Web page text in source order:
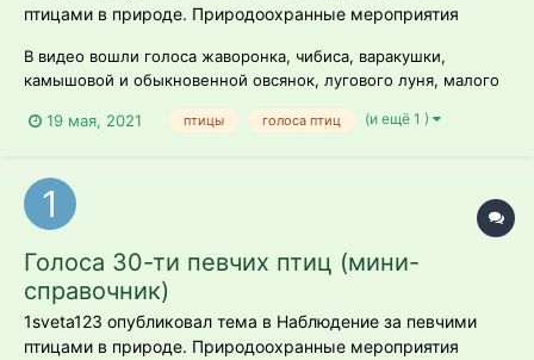
птицами в природе. Природоохранные мероприятия
В видео вошли голоса жаворонка, чибиса, варакушки,
камышовой и обыкновенной овсянок, лугового луня, малого
трясогузок, бормотушки, серой славки, пустельги, лугового
19 мая, 2021 птицы голоса птиц (и ещё 1 )
Голоса 30-ти певчих птиц (мини-
справочник)
1sveta123 опубликовал тема в Наблюдение за певчими
птицами в природе. Природоохранные мероприятия